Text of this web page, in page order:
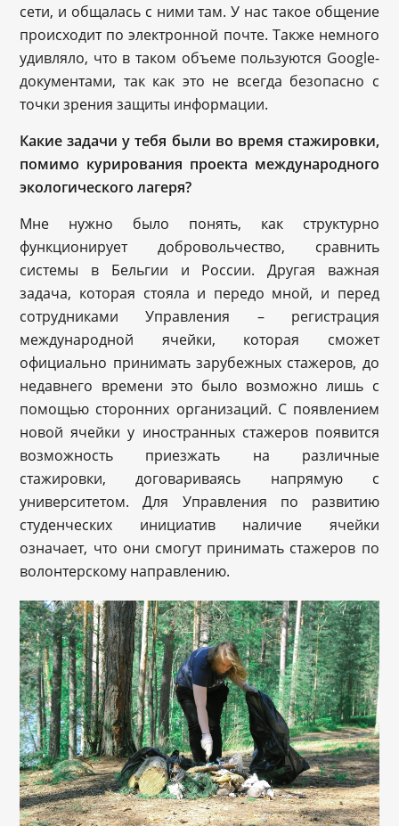
сети, и общалась с ними там. У нас такое общение
происходит по электронной почте. Также немного
удивляло, что в таком объеме пользуются Google-
документами, так как это не всегда безопасно с
точки зрения защиты информации.
Какие задачи у тебя были во время стажировки,
помимо курирования проекта международного
экологического лагеря?
Мне нужно было понять, как структурно
функционирует добровольчество, сравнить
системы в Бельгии и России. Другая важная
задача, которая стояла и передо мной, и перед
сотрудниками Управления – регистрация
международной ячейки, которая сможет
официально принимать зарубежных стажеров, до
недавнего времени это было возможно лишь с
помощью сторонних организаций. С появлением
новой ячейки у иностранных стажеров появится
возможность приезжать на различные
стажировки, договариваясь напрямую с
университетом. Для Управления по развитию
студенческих инициатив наличие ячейки
означает, что они смогут принимать стажеров по
волонтерскому направлению.